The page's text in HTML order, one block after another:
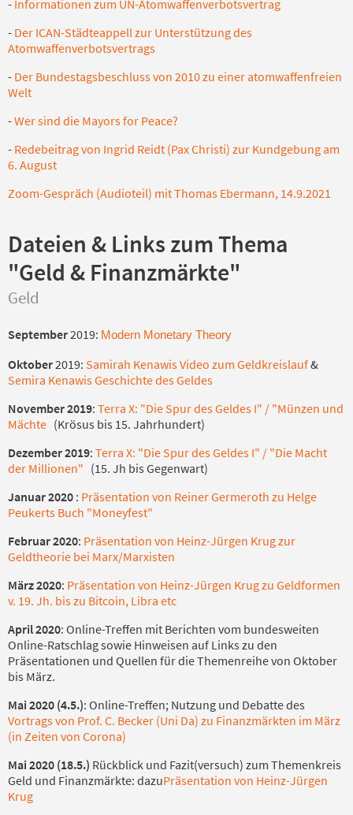
- Informationen zum UN-Atomwaffenverbotsvertrag
- Der ICAN-Städteappell zur Unterstützung des
Atomwaffenverbotsvertrags
- Der Bundestagsbeschluss von 2010 zu einer atomwaffenfreien
Welt
-Wer sind die Mayors for Peace?
- Redebeitrag von Ingrid Reidt (Pax Christi) zur Kundgebung am
6. August
Zoom-Gespräch (Audioteil) mit Thomas Ebermann, 14.9.2021
Dateien & Links zum Thema
"Geld & Finanzmärkte"
Geld
September2019: Modern Monetary Theory
Oktober2019: Samirah Kenawis Video zum Geldkreislauf&
Semira Kenawis Geschichte des Geldes
November 2019: Terra X: "Die Spur des Geldes I" / "Münzen und
Mächte (Krösus bis 15. Jahrhundert)
Dezember 2019: Terra X: "Die Spur des Geldes I" / "Die Macht
der Millionen" (15. Jh bis Gegenwart)
Januar 2020 : Präsentation von Reiner Germeroth zu Helge
Peukerts Buch "Moneyfest"
Februar 2020: Präsentation von Heinz-Jürgen Krug zur
Geldtheorie bei Marx/Marxisten
März 2020: Präsentation von Heinz-Jürgen Krug zu Geldformen
v. 19. Jh. bis zu Bitcoin, Libra etc
April 2020: Online-Treffen mit Berichten vom bundesweiten
Online-Ratschlag sowie Hinweisen auf Links zu den
Präsentationen und Quellen für die Themenreihe von Oktober
bis März.
Mai 2020 (4.5.): Online-Treffen; Nutzung und Debatte des
Vortrags von Prof. C. Becker (Uni Da) zu Finanzmärkten im März
(in Zeiten von Corona)
Mai 2020 (18.5.) Rückblick und Fazit(versuch) zum Themenkreis
Geld und Finanzmärkte: dazuPräsentation von Heinz-Jürgen
Krug